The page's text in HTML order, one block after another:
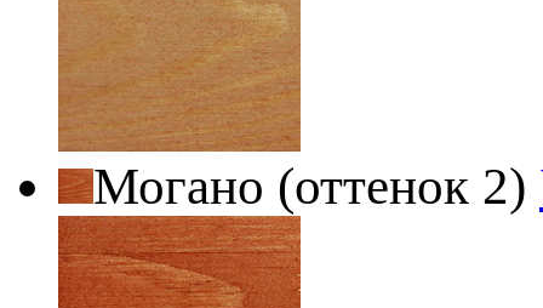
Могано (оттенок 2)